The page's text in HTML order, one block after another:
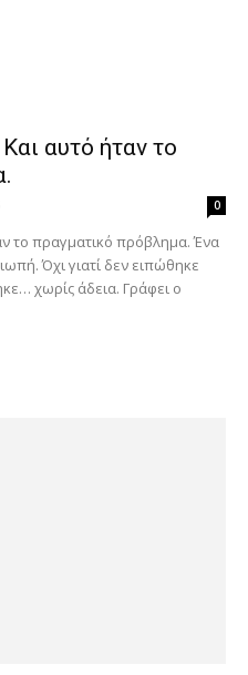
αυτό ήταν το
0
το πραγματικό πρόβλημα. Ένα
Όχι γιατί δεν ειπώθηκε
χωρίς άδεια. Γράφει ο